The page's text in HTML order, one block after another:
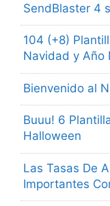
SendBlaster 4
104 (+8)
Navidad y Año
Bienvenido al
Buuu! 6
Halloween
Las Tasas De
Importantes